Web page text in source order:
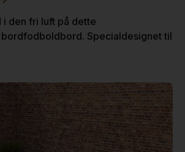
den fri luft på dette
Specialdesignet til